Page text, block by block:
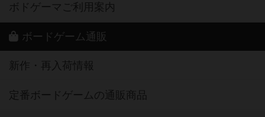
ボドゲーマご利用案内
ボードゲーム通販
新作・再入荷情報
定番ボードゲームの通販商品